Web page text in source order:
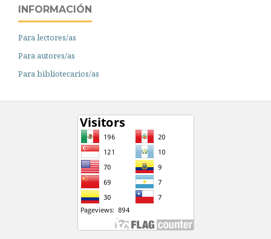
INFORMACIÓN
Para lectores/as
Para autores/as
Para bibliotecarios/as